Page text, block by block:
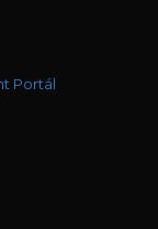
Portál